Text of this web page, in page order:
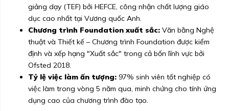
giảng dạy (TEF) bởi HEFCE, công nhận chất lượng giáo
dục cao nhất tại Vương quốc Anh.
Chương trình Foundation xuất sắc: Văn bằng Nghệ
thuật và Thiết kế – Chương trình Foundation được kiểm
định và xếp hạng "Xuất sắc" trong cả bốn lĩnh vực bởi
Ofsted 2018.
Tỷ lệ việc làm ấn tượng: 97% sinh viên tốt nghiệp có
việc làm trong vòng 5 năm qua, minh chứng cho tính ứng
dụng cao của chương trình đào tạo.